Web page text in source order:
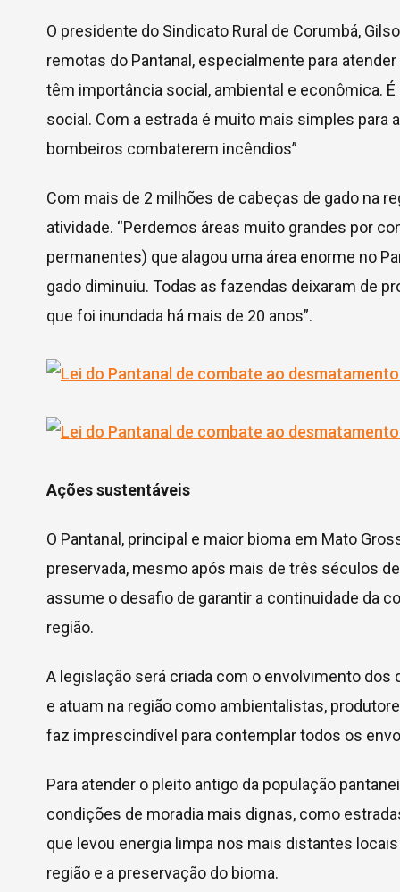
O presidente do Sindicato Rural de Corumbá,
remotas do Pantanal, especialmente para
têm importância social, ambiental e econômica.
social. Com a estrada é muito mais simples para
bombeiros combaterem incêndios”
Com mais de 2 milhões de cabeças de gado na
atividade. “Perdemos áreas muito grandes por
permanentes) que alagou uma área enorme no
gado diminuiu. Todas as fazendas deixaram de
que foi inundada há mais de 20 anos”.
Ações sustentáveis
O Pantanal, principal e maior bioma em Mato
preservada, mesmo após mais de três séculos
assume o desafio de garantir a continuidade da
região.
A legislação será criada com o envolvimento
e atuam na região como ambientalistas,
faz imprescindível para contemplar todos os
Para atender o pleito antigo da população
condições de moradia mais dignas, como
que levou energia limpa nos mais distantes
região e a preservação do bioma.